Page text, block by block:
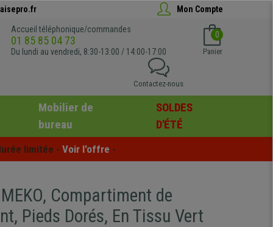
Mon Compte
Accueil téléphonique/commandes
01 85 85 04 73
Du lundi au vendredi, 8:30-13:00 / 14:00-17:00
0
Panier
Contactez-nous
Mobilier de
bureau
SOLDES
D'ÉTÉ
limitée - Voir l'offre -
Compartiment de
Pieds Dorés, En Tissu Vert